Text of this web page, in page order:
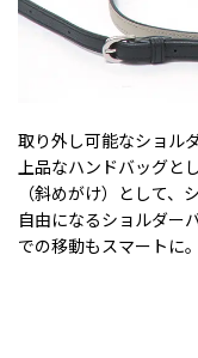
取り外し可能なショル
上品なハンドバッグと
（斜めがけ）として
自由になるショルダー
での移動もスマートに。